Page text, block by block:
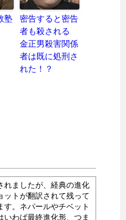
塾
密告すると密告
者も殺される
金正男殺害関係
者は既に処刑さ
れた！？
れましたが、経典の進化
ットが翻訳されて残って
す。ネパールやチベット
わば最終進化形、つま